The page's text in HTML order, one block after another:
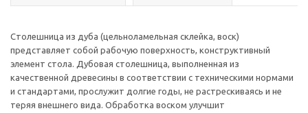
Столешница из дуба (цельноламельная склейка, воск)
представляет собой рабочую поверхность, конструктивный
элемент стола. Дубовая столешница, выполненная из
качественной древесины в соответствии с техническими нормами
и стандартами, прослужит долгие годы, не растрескиваясь и не
теряя внешнего вида. Обработка воском улучшит